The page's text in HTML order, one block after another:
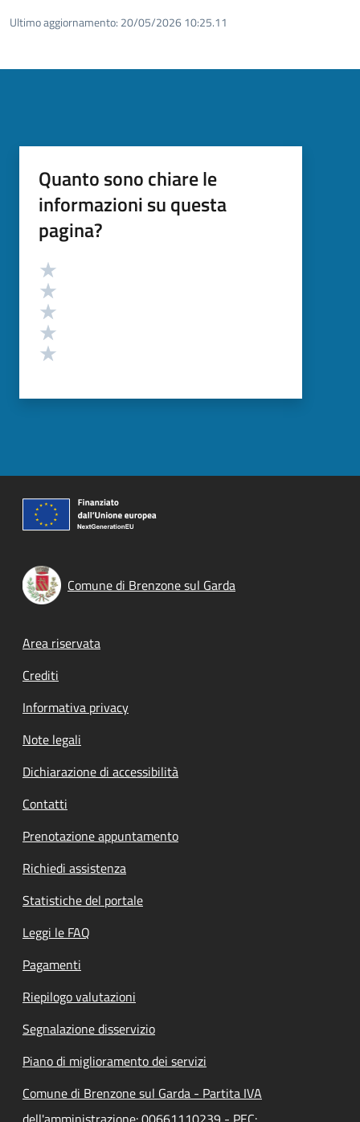
Ultimo aggiornamento: 20/05/2026 10:25.11
Quanto sono chiare le
informazioni su questa
pagina?
Valutazione
Comune di Brenzone sul Garda
Footer menu
Area riservata
Crediti
Informativa privacy
Note legali
Dichiarazione di accessibilità
Contatti
Prenotazione appuntamento
Richiedi assistenza
Statistiche del portale
Leggi le FAQ
Pagamenti
Riepilogo valutazioni
Segnalazione disservizio
Piano di miglioramento dei servizi
Comune di Brenzone sul Garda - Partita IVA